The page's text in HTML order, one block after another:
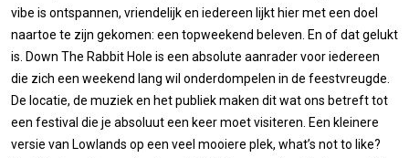
vibe is ontspannen, vriendelijk en iedereen lijkt hier met een doel
naartoe te zijn gekomen: een topweekend beleven. En of dat gelukt
is. Down The Rabbit Hole is een absolute aanrader voor iedereen
die zich een weekend lang wil onderdompelen in de feestvreugde.
De locatie, de muziek en het publiek maken dit wat ons betreft tot
een festival die je absoluut een keer moet visiteren. Een kleinere
versie van Lowlands op een veel mooiere plek, what’s not to like?